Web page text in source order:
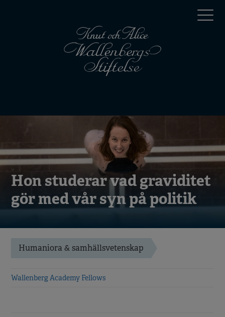
menu
Hon studerar vad graviditet
gör med vår syn på politik
Humaniora & samhällsvetenskap
Wallenberg Academy Fellows